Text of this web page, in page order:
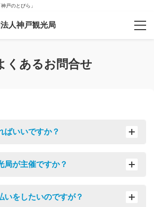
戸のとびら」
人神戸観光局
くあるお問合せ
ばいいですか？
局が主催ですか？
いをしたいのですが？